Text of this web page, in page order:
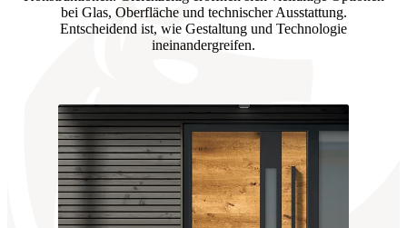
bei Glas, Oberfläche und technischer Ausstattung.
Entscheidend ist, wie Gestaltung und Technologie
ineinandergreifen.